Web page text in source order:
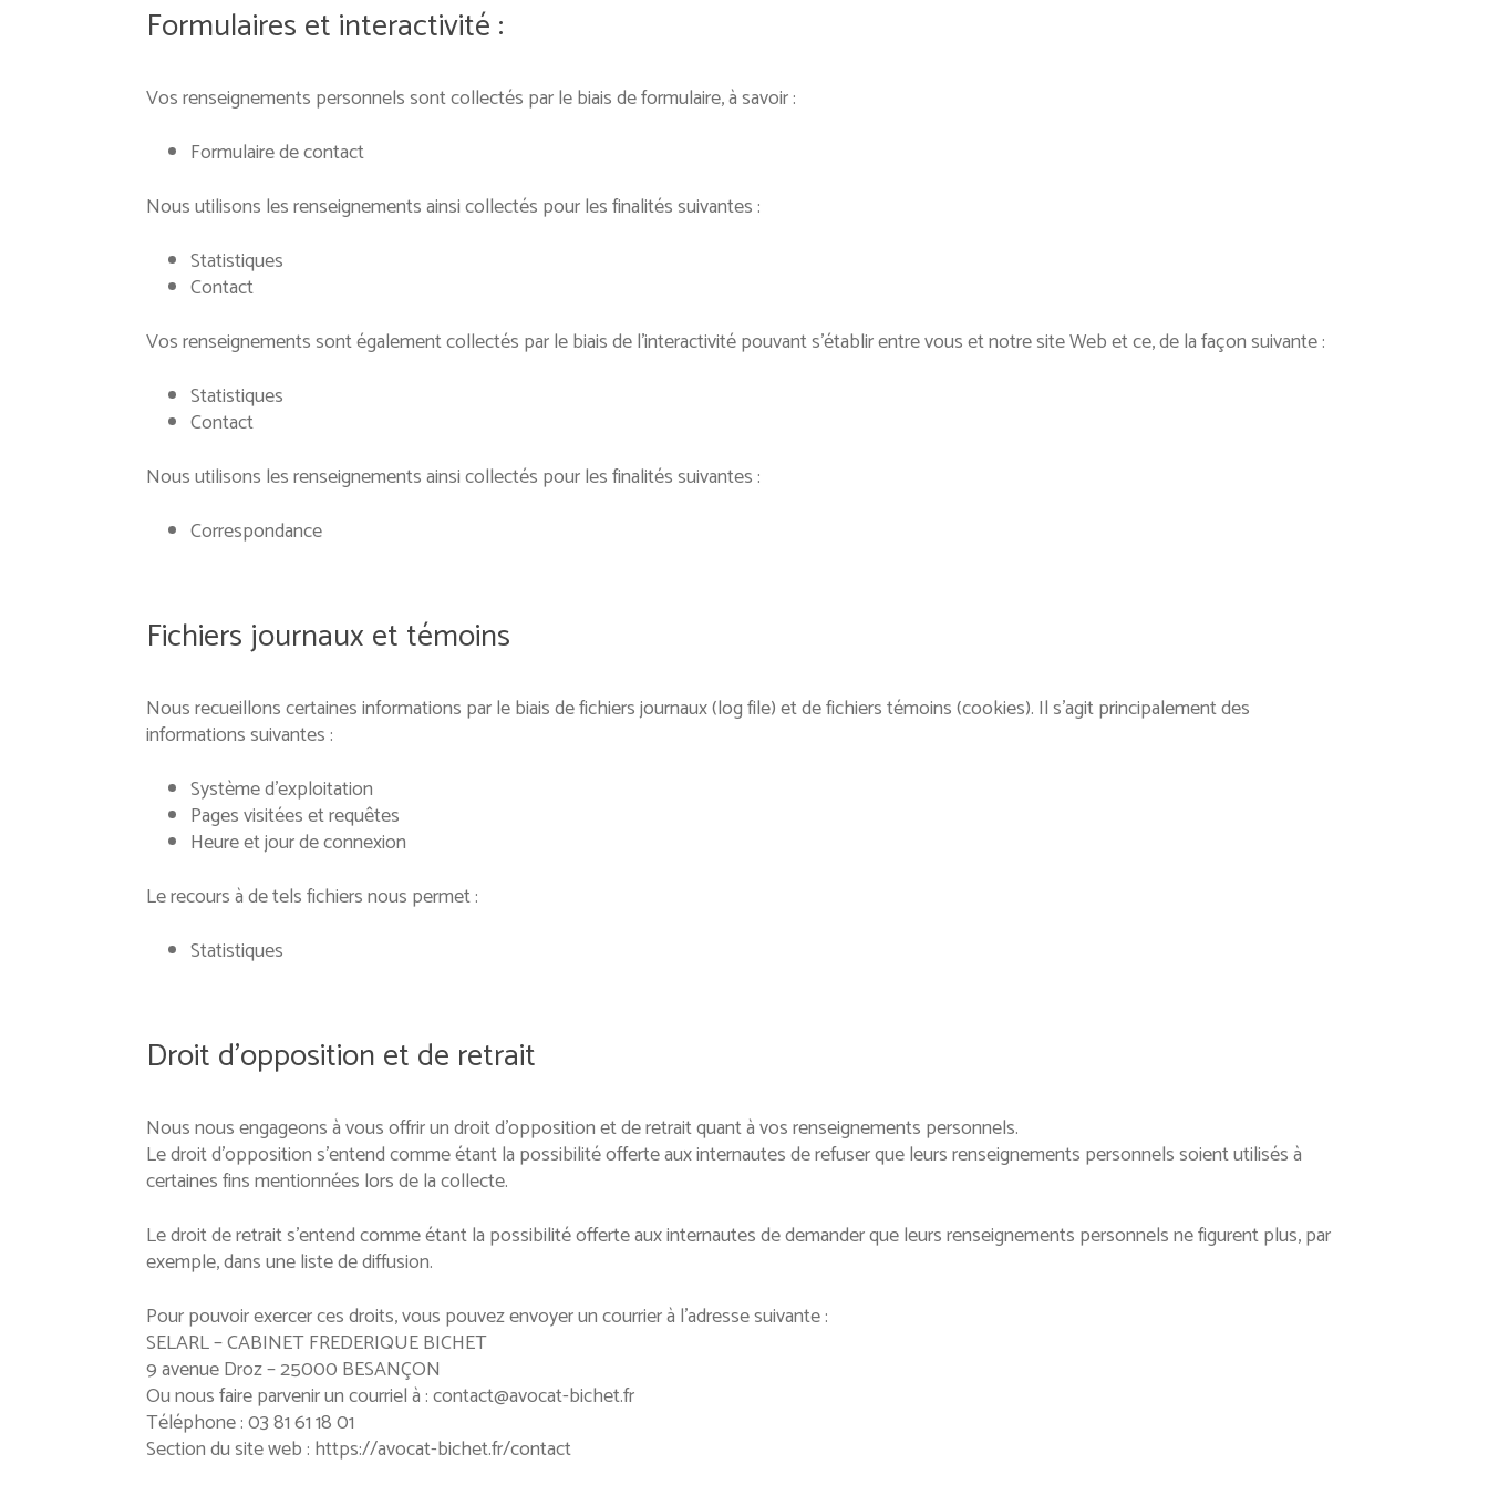
Formulaires et interactivité :
Vos renseignements personnels sont collectés par le biais de formulaire, à savoir :
Formulaire de contact
Nous utilisons les renseignements ainsi collectés pour les finalités suivantes :
Statistiques
Contact
Vos renseignements sont également collectés par le biais de l’interactivité pouvant s’établir entre vous et notre site Web et ce, de la façon suivante :
Statistiques
Contact
Nous utilisons les renseignements ainsi collectés pour les finalités suivantes :
Correspondance
Fichiers journaux et témoins
Nous recueillons certaines informations par le biais de fichiers journaux (log file) et de fichiers témoins (cookies). Il s’agit principalement des
informations suivantes :
Système d’exploitation
Pages visitées et requêtes
Heure et jour de connexion
Le recours à de tels fichiers nous permet :
Statistiques
Droit d’opposition et de retrait
Nous nous engageons à vous offrir un droit d’opposition et de retrait quant à vos renseignements personnels.
Le droit d’opposition s’entend comme étant la possibilité offerte aux internautes de refuser que leurs renseignements personnels soient utilisés à
certaines fins mentionnées lors de la collecte.
Le droit de retrait s’entend comme étant la possibilité offerte aux internautes de demander que leurs renseignements personnels ne figurent plus, par
exemple, dans une liste de diffusion.
Pour pouvoir exercer ces droits, vous pouvez envoyer un courrier à l’adresse suivante :
SELARL – CABINET FREDERIQUE BICHET
9 avenue Droz – 25000 BESANÇON
Ou nous faire parvenir un courriel à : contact@avocat-bichet.fr
Téléphone : 03 81 61 18 01
Section du site web : https://avocat-bichet.fr/contact